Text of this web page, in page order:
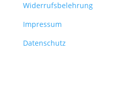
Widerrufsbelehrung
Impressum
Datenschutz